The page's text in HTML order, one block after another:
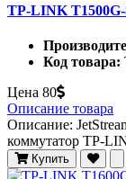
TP-LINK
Код товара:
Цена 80
Описание товара
Описание:
коммутатор TP-
Купить